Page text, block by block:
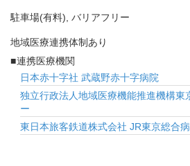
駐車場(有料) バリアフリー
地域医療連携体制あり
連携医療機関
日本赤十字社 武蔵野赤十字病院
独立行政法人地域医療機能推進機構東
ー
東日本旅客鉄道株式会社 JR東京総合